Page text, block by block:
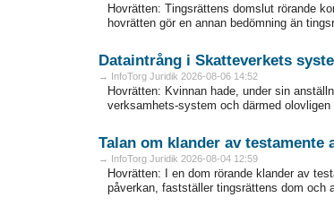
Hovrätten: Tingsrättens domslut rörande
hovrätten gör en annan bedömning än
Dataintrång i Skatteverkets
→ InfoTorg Juridik 2026-08-06 14:52
Hovrätten: Kvinnan hade, under sin
verksamhets-system och därmed
Talan om klander av testamente
→ InfoTorg Juridik 2026-08-04 12:59
Hovrätten: I en dom rörande klander av
påverkan, fastställer tingsrättens dom och